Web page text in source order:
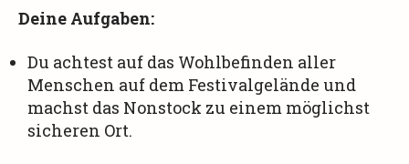
Deine Aufgaben:
Du achtest auf das Wohlbefinden aller
Menschen auf dem Festivalgelände und
machst das Nonstock zu einem möglichst
sicheren Ort.